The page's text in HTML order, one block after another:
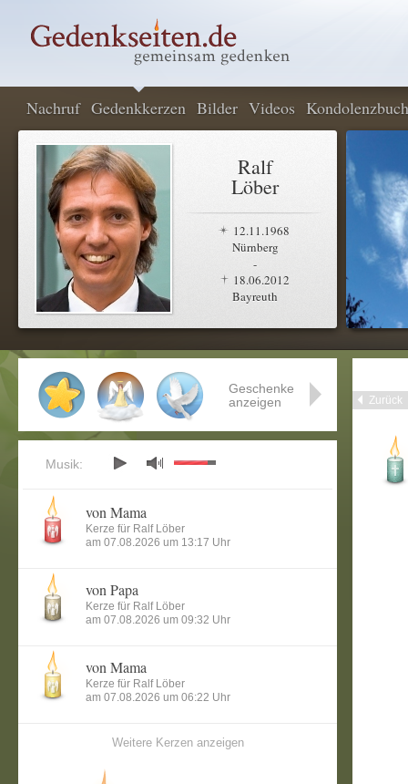
Nachruf Gedenkkerzen Bilder Videos Kondolenzbuch
Ralf
Löber
12.11.1968
Nürnberg
-
18.06.2012
Bayreuth
Zurück
Geschenke
anzeigen
Musik:
von Mama
Kerze für Ralf Löber
am 07.08.2026 um 13:17 Uhr
von Papa
Kerze für Ralf Löber
am 07.08.2026 um 09:32 Uhr
von Mama
Kerze für Ralf Löber
am 07.08.2026 um 06:22 Uhr
Weitere Kerzen anzeigen